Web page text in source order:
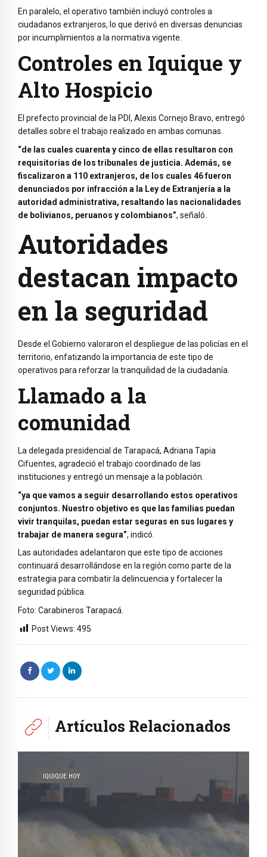
En paralelo, el operativo también incluyó controles a
ciudadanos extranjeros, lo que derivó en diversas denuncias
por incumplimientos a la normativa vigente.
Controles en Iquique y
Alto Hospicio
El prefecto provincial de la PDI, Alexis Cornejo Bravo, entregó
detalles sobre el trabajo realizado en ambas comunas.
“de las cuales cuarenta y cinco de ellas resultaron con
requisitorias de los tribunales de justicia. Además, se
fiscalizaron a 110 extranjeros, de los cuales 46 fueron
denunciados por infracción a la Ley de Extranjería a la
autoridad administrativa, resaltando las nacionalidades
de bolivianos, peruanos y colombianos”, señaló.
Autoridades
destacan impacto
en la seguridad
Desde el Gobierno valoraron el despliegue de las policías en el
territorio, enfatizando la importancia de este tipo de
operativos para reforzar la tranquilidad de la ciudadanía.
Llamado a la
comunidad
La delegada presidencial de Tarapacá, Adriana Tapia
Cifuentes, agradeció el trabajo coordinado de las
instituciones y entregó un mensaje a la población.
“ya que vamos a seguir desarrollando estos operativos
conjuntos. Nuestro objetivo es que las familias puedan
vivir tranquilas, puedan estar seguras en sus lugares y
trabajar de manera segura”, indicó.
Las autoridades adelantaron que este tipo de acciones
continuará desarrollándose en la región como parte de la
estrategia para combatir la delincuencia y fortalecer la
seguridad pública.
Foto: Carabineros Tarapacá.
Post Views: 495
Artículos Relacionados
IQUIQUE HOY